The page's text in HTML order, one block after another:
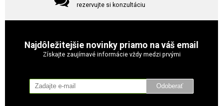
rezervujte si konzultáciu
Najdôležitejšie novinky priamo na váš email
Získajte zaujímavé informácie vždy medzi prvými
Odoberať